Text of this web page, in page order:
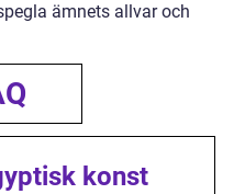
ämnets allvar och
konst